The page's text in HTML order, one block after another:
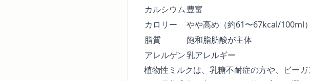
カルシウム豊富
カロリー
やや高め（約61〜67kcal/100ml）
脂質
飽和脂肪酸が主体
アレルゲン乳アレルギー
植物性ミルクは、乳糖不耐症の方や、ビー